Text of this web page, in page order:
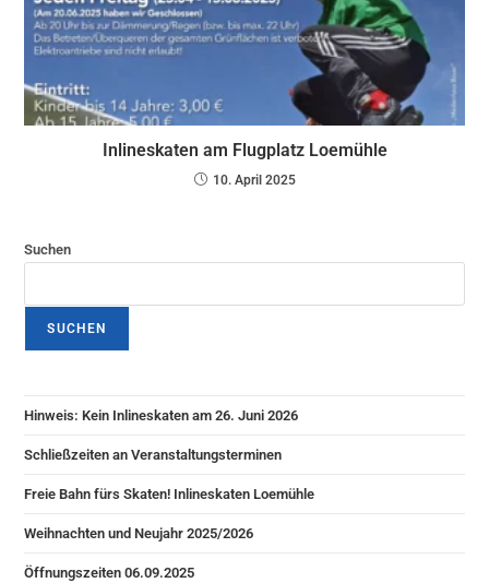
Inlineskaten am Flugplatz Loemühle
10. April 2025
Suchen
SUCHEN
Hinweis: Kein Inlineskaten am 26. Juni 2026
Schließzeiten an Veranstaltungsterminen
Freie Bahn fürs Skaten! Inlineskaten Loemühle
Weihnachten und Neujahr 2025/2026
Öffnungszeiten 06.09.2025